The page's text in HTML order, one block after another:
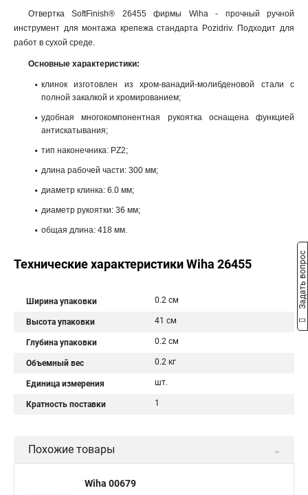
Отвертка SoftFinish® 26455 фирмы Wiha - прочный ручной
инструмент для монтажа крепежа стандарта Pozidriv. Подходит для
работ в сухой среде.
Основные характеристики:
клинок изготовлен из хром-ванадий-молибденовой стали с
полной закалкой и хромированием;
удобная многокомпонентная рукоятка оснащена функцией
антискатывания;
тип наконечника: PZ2;
длина рабочей части: 300 мм;
диаметр клинка: 6.0 мм;
диаметр рукоятки: 36 мм;
общая длина: 418 мм.
Технические характеристики Wiha 26455
Ширина упаковки 0.2 см
Высота упаковки 41 см
Глубина упаковки 0.2 см
Объемный вес 0.2 кг
Единица измерения шт.
Кратность поставки 1
Похожие товары
Wiha 00679
Задать вопрос